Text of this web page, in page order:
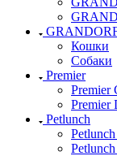
Кошки
Собаки
Premier
Premier
Premier
Petlunch